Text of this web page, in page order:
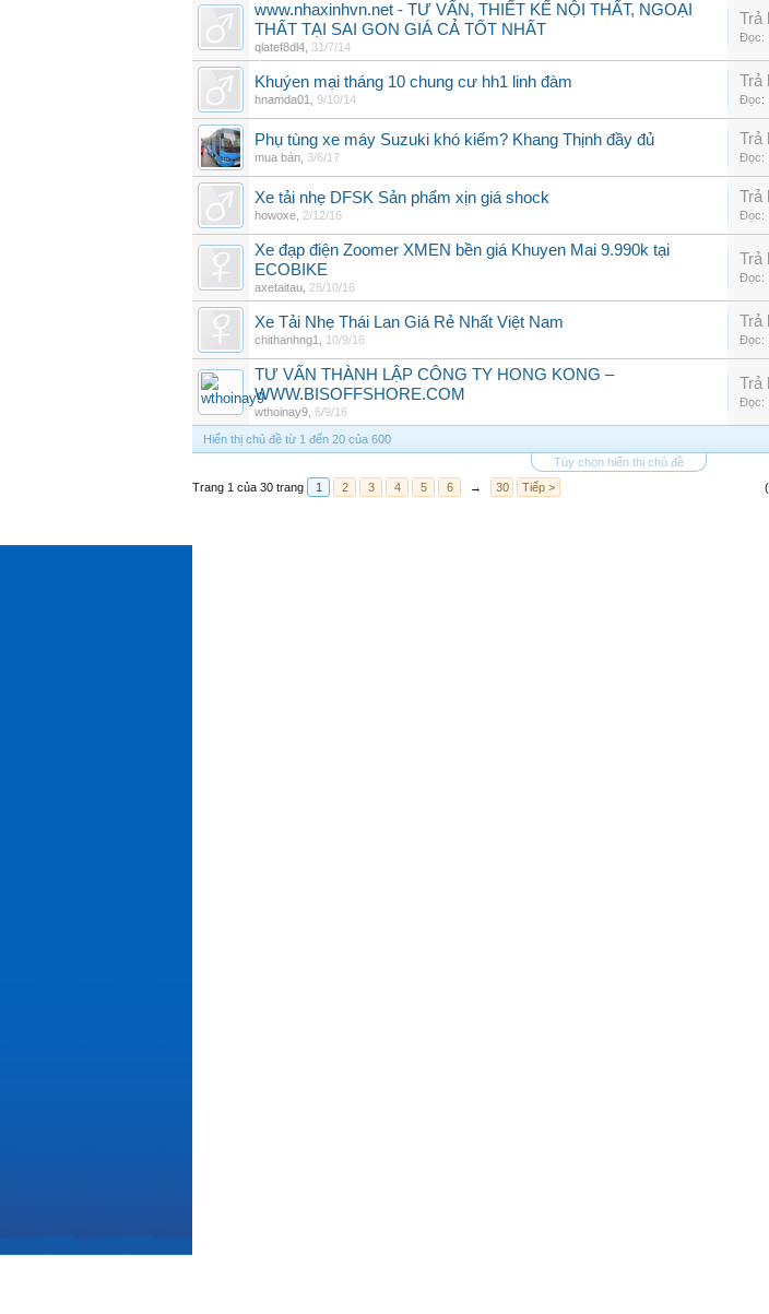
www.nhaxinhvn.net - TƯ VẤN, THIẾT KẾ NỘI THẤT, NGOẠI
THẤT TẠI SAI GON GIÁ CẢ TỐT NHẤT
qlatef8dl4 31/7/14
Trả
Đọc:
Khuýen mại tháng 10 chung cư hh1 linh đàm
hnamda01 9/10/14
Trả
Đọc:
Phụ tùng xe máy Suzuki khó kiếm? Khang Thịnh đầy đủ
mua bán 3/6/17
Trả
Đọc:
Xe tải nhẹ DFSK Sản phẩm xịn giá shock
howoxe 2/12/16
Trả
Đọc:
Xe đạp điện Zoomer XMEN bền giá Khuyen Mai 9.990k tại
ECOBIKE
axetaitau 26/10/16
Trả
Đọc:
Xe Tải Nhẹ Thái Lan Giá Rẻ Nhất Việt Nam
chithanhng1 10/9/16
Trả
Đọc:
TƯ VẤN THÀNH LẬP CÔNG TY HONG KONG –
WWW.BISOFFSHORE.COM
wthoinay9 6/9/16
Trả
Đọc:
Hiển thị chủ đề từ 1 đến 20 của 600
Tùy chọn hiển thị chủ đề
Trang 1 của 30 trang 1 2 3 4 5 6 → 30 Tiếp >